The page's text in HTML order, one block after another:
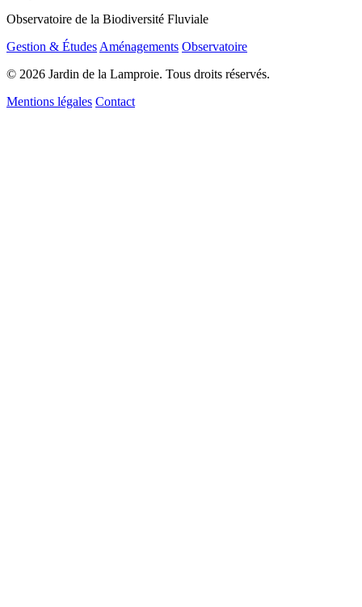
Observatoire de la Biodiversité Fluviale
Gestion & Études Aménagements Observatoire
© 2026 Jardin de la Lamproie. Tous droits réservés.
Mentions légales Contact